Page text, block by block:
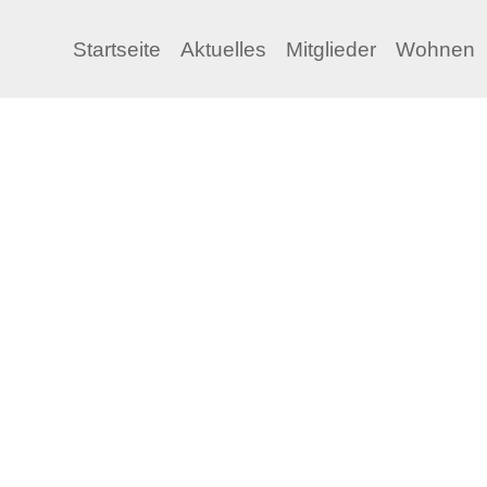
Startseite Aktuelles Mitglieder Wohnen
KATEGORIE: NEWS